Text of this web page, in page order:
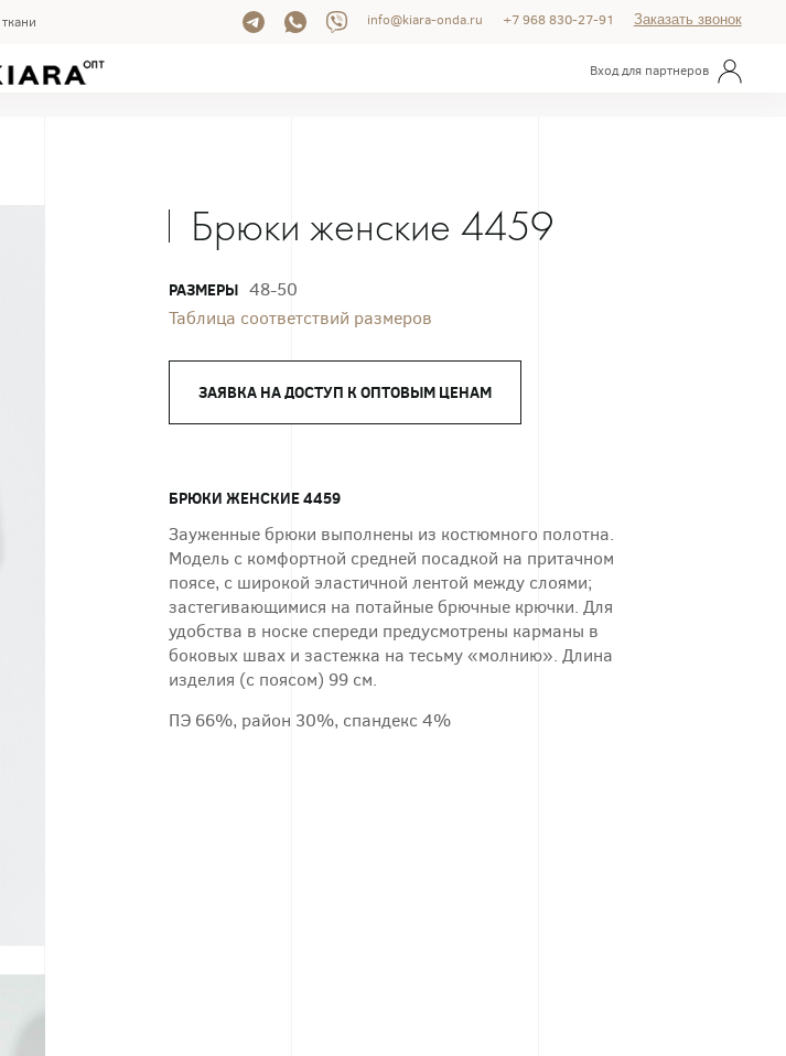
ткани info@kiara-onda.ru +7 968 830-27-91 Заказать звонок
Вход для партнеров
Брюки женские 4459
РАЗМЕРЫ 48-50
Таблица соответствий размеров
ЗАЯВКА НА ДОСТУП К ОПТОВЫМ ЦЕНАМ
БРЮКИ ЖЕНСКИЕ 4459
Зауженные брюки выполнены из костюмного полотна.
Модель с комфортной средней посадкой на притачном
поясе, с широкой эластичной лентой между слоями;
застегивающимися на потайные брючные крючки. Для
удобства в носке спереди предусмотрены карманы в
боковых швах и застежка на тесьму «молнию». Длина
изделия (с поясом) 99 см.
ПЭ 66%, район 30%, спандекс 4%